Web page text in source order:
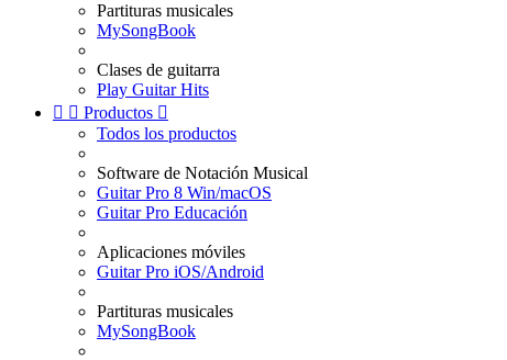
Partituras musicales
MySongBook
Clases de guitarra
Play Guitar Hits
  Productos 
Todos los productos
Software de Notación Musical
Guitar Pro 8 Win/macOS
Guitar Pro Educación
Aplicaciones móviles
Guitar Pro iOS/Android
Partituras musicales
MySongBook